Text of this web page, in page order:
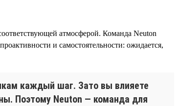
атмосферой. Команда Neuton
и самостоятельности: ожидается,
каждый шаг. Зато вы влияете
Поэтому Neuton — команда для